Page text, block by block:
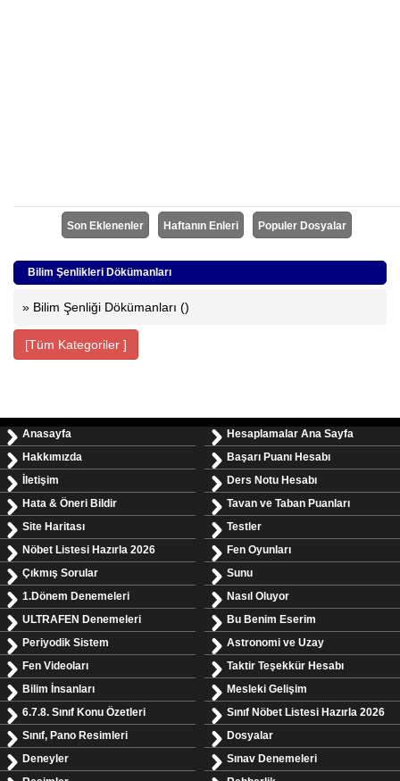
Son Eklenenler Haftanın Enleri Populer Dosyalar
Bilim Şenlikleri Dökümanları
» Bilim Şenliği Dökümanları ()
[Tüm Kategoriler ]
Anasayfa
Hakkımızda
İletişim
Hata & Öneri Bildir
Site Haritası
Nöbet Listesi Hazırla 2026
Çıkmış Sorular
1.Dönem Denemeleri
ULTRAFEN Denemeleri
Periyodik Sistem
Fen Videoları
Bilim İnsanları
6.7.8. Sınıf Konu Özetleri
Sınıf, Pano Resimleri
Deneyler
Hesaplamalar Ana Sayfa
Başarı Puanı Hesabı
Ders Notu Hesabı
Tavan ve Taban Puanları
Testler
Fen Oyunları
Sunu
Nasıl Oluyor
Bu Benim Eserim
Astronomi ve Uzay
Taktir Teşekkür Hesabı
Mesleki Gelişim
Sınıf Nöbet Listesi Hazırla 2026
Dosyalar
Sınav Denemeleri